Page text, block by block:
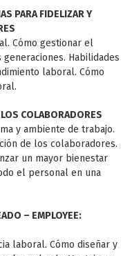
PARA FIDELIZAR Y
Cómo gestionar el
Habilidades
laboral. Cómo
COLABORADORES
y ambiente de trabajo.
de los colaboradores.
un mayor bienestar
el personal en una
– EMPLOYEE:
laboral. Cómo diseñar y